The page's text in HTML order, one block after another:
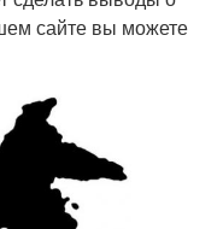
сайте вы можете